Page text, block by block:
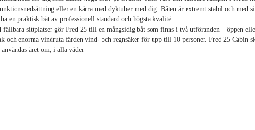
eller en kärra med dyktuber med dig. Båten är extremt stabil och med
en praktisk båt av professionell standard och högsta kvalité.
sittplatser gör Fred 25 till en mångsidig båt som finns i två utföranden – öppen
och enorma vindruta färden vind- och regnsäker för upp till 10 personer. Fred 25 Cabin
året om, i alla väder